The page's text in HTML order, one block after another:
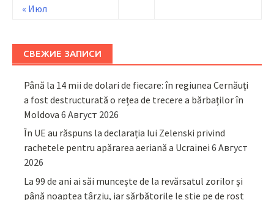
« Июл
СВЕЖИЕ ЗАПИСИ
Până la 14 mii de dolari de fiecare: în regiunea Cernăuți
a fost destructurată o rețea de trecere a bărbaților în
Moldova 6 Август 2026
În UE au răspuns la declarația lui Zelenski privind
rachetele pentru apărarea aeriană a Ucrainei 6 Август
2026
La 99 de ani ai săi muncește de la revărsatul zorilor și
până noaptea târziu, iar sărbătorile le știe pe de rost